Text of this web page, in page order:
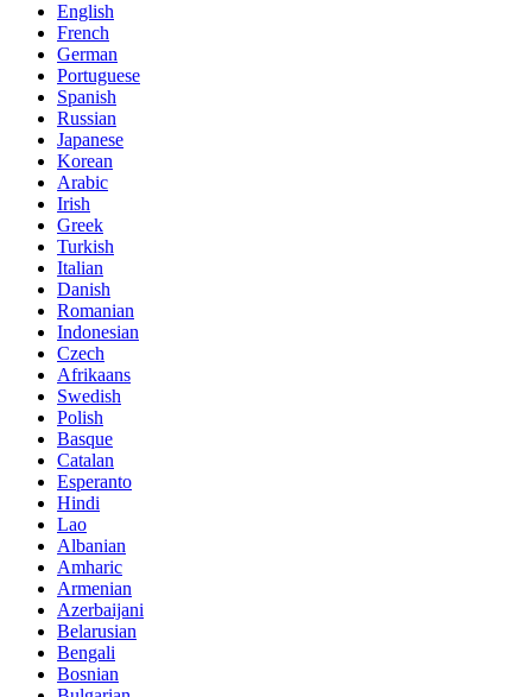
English
French
German
Portuguese
Spanish
Russian
Japanese
Korean
Arabic
Irish
Greek
Turkish
Italian
Danish
Romanian
Indonesian
Czech
Afrikaans
Swedish
Polish
Basque
Catalan
Esperanto
Hindi
Lao
Albanian
Amharic
Armenian
Azerbaijani
Belarusian
Bengali
Bosnian